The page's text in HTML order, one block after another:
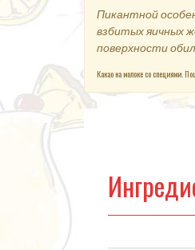
Пикантной
взбитых яичных
поверхности
Какао на молоке со специями.